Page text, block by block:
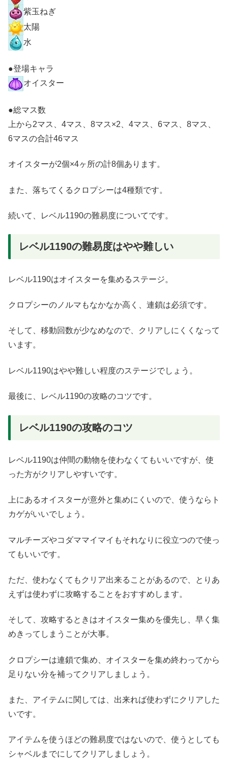
紫玉ねぎ
太陽
水
●登場キャラ
オイスター
●総マス数
上から2マス、4マス、8マス×2、4マス、6マス、8マス、
6マスの合計46マス
オイスターが2個×4ヶ所の計8個あります。
また、落ちてくるクロプシーは4種類です。
続いて、レベル1190の難易度についてです。
レベル1190の難易度はやや難しい
レベル1190はオイスターを集めるステージ。
クロプシーのノルマもなかなか高く、連鎖は必須です。
そして、移動回数が少なめなので、クリアしにくくなって
います。
レベル1190はやや難しい程度のステージでしょう。
最後に、レベル1190の攻略のコツです。
レベル1190の攻略のコツ
レベル1190は仲間の動物を使わなくてもいいですが、使
った方がクリアしやすいです。
上にあるオイスターが意外と集めにくいので、使うならト
カゲがいいでしょう。
マルチーズやコダママイマイもそれなりに役立つので使っ
てもいいです。
ただ、使わなくてもクリア出来ることがあるので、とりあ
えずは使わずに攻略することをおすすめします。
そして、攻略するときはオイスター集めを優先し、早く集
めきってしまうことが大事。
クロプシーは連鎖で集め、オイスターを集め終わってから
足りない分を補ってクリアしましょう。
また、アイテムに関しては、出来れば使わずにクリアした
いです。
アイテムを使うほどの難易度ではないので、使うとしても
シャベルまでにしてクリアしましょう。